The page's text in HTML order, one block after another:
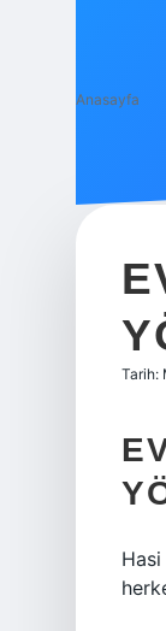
Anasayfa
Tarih: